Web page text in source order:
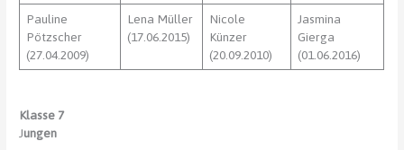
Pauline
Pötzscher
(27.04.2009)
Lena Müller
(17.06.2015)
Nicole
Künzer
(20.09.2010)
Jasmina
Gierga
(01.06.2016)
Klasse 7
Jungen